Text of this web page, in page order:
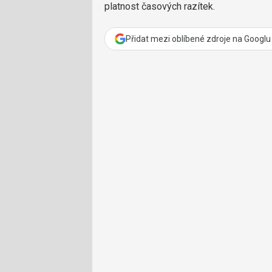
platnost časových razítek.
Přidat mezi oblíbené zdroje na Googlu